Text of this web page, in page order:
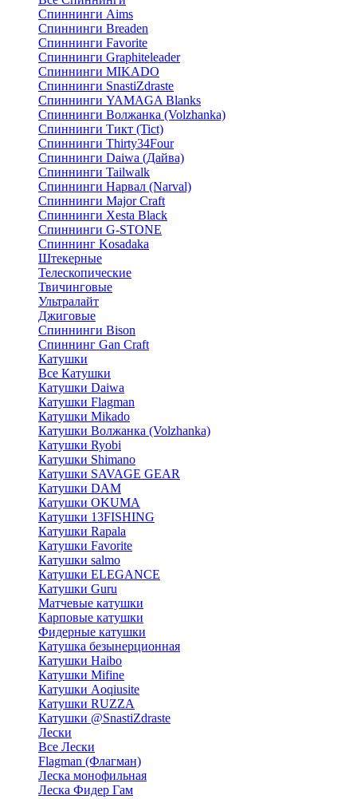
Спиннинги Aims
Спиннинги Breaden
Спиннинги Favorite
Спиннинги Graphiteleader
Спиннинги MIKADO
Спиннинги SnastiZdraste
Спиннинги YAMAGA Blanks
Спиннинги Волжанка (Volzhanka)
Спиннинги Тикт (Tict)
Спиннинги Thirty34Four
Спиннинги Daiwa (Дайва)
Спиннинги Tailwalk
Спиннинги Нарвал (Narval)
Спиннинги Major Craft
Спиннинги Xesta Black
Спиннинги G-STONE
Спиннинг Kosadaka
Штекерные
Телескопические
Твичинговые
Ультралайт
Джиговые
Спиннинги Bison
Спиннинг Gan Craft
Катушки
Все Катушки
Катушки Daiwa
Катушки Flagman
Катушки Mikado
Катушки Волжанка (Volzhanka)
Катушки Ryobi
Катушки Shimano
Катушки SAVAGE GEAR
Катушки DAM
Катушки OKUMA
Катушки 13FISHING
Катушки Rapala
Катушки Favorite
Катушки salmo
Катушки ELEGANCE
Катушки Guru
Матчевые катушки
Карповые катушки
Фидерные катушки
Катушка безынерционная
Катушки Haibo
Катушки Mifine
Катушки Aoqiusite
Катушки RUZZA
Катушки @SnastiZdraste
Лески
Все Лески
Flagman (Флагман)
Леска монофильная
Леска Фидер Гам